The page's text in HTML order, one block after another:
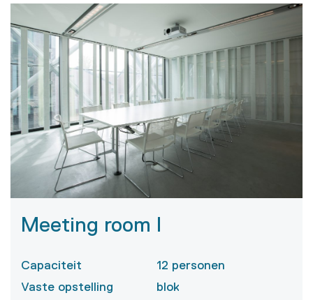
Meeting room I
Capaciteit
12 personen
Vaste opstelling
blok